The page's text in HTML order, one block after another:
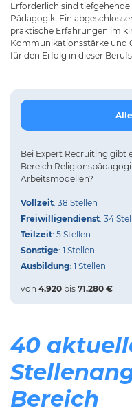
Erforderlich sind
Pädagogik. Ein
praktische Erfahrungen im
Kommunikationsstärke und
für den Erfolg in dieser
Bei Expert Recruiting gibt
Bereich
Arbeitsmodellen?
Vollzeit: 38 Stellen
Freiwilligendienst: 34
Teilzeit: 5 Stellen
Sonstige: 1 Stellen
Ausbildung: 1 Stellen
von 4.920 bis 71.280 €
40
Bereich